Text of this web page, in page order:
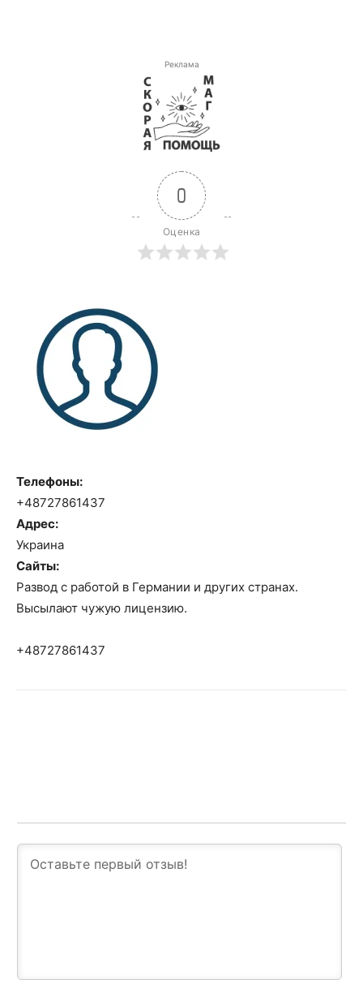
Реклама
0
Оценка
Телефоны:
+48727861437
Адрес:
Украина
Сайты:
Развод с работой в Германии и других странах.
Высылают чужую лицензию.
+48727861437